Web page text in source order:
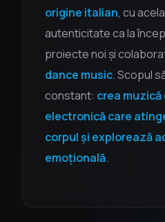
origine italian, cu
autenticitate ca la
proiecte noi și
dance music. Scopul
constant: crea muzică
electronică care
corpul și explorează
emoțională.